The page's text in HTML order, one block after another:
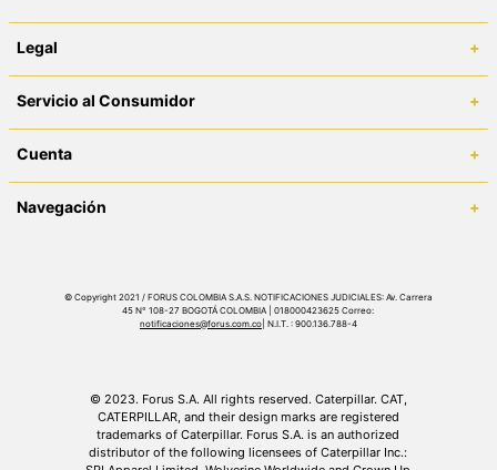
Legal
+
Políticas de Cambios y Devoluciones
Superintendencia de Industria y Comercio
Servicio al Consumidor
+
Sigue tu compra
Click & Collect / Recojo en tienda
Actualiza tus Datos
Cuenta
+
Navegación
+
© Copyright 2021 / FORUS COLOMBIA S.A.S. NOTIFICACIONES JUDICIALES: Av. Carrera
45 N° 108-27 BOGOTÁ COLOMBIA | 018000423625 Correo:
notificaciones@forus.com.co| N.I.T. : 900.136.788-4
©️ 2023. Forus S.A. All rights reserved. Caterpillar. CAT,
CATERPILLAR, and their design marks are registered
trademarks of Caterpillar. Forus S.A. is an authorized
distributor of the following licensees of Caterpillar Inc.: